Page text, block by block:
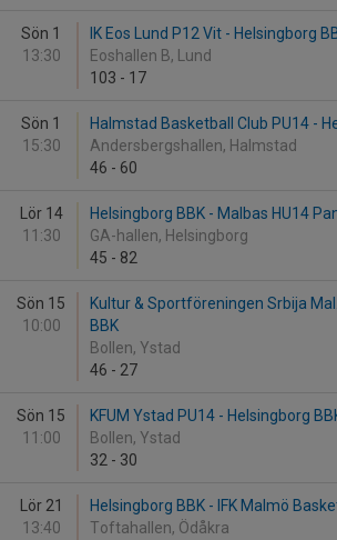
Sön 1
13:30
IK Eos Lund P12 Vit - Helsingborg
Eoshallen B, Lund
103 - 17
Sön 1
15:30
Halmstad Basketball Club PU14 -
Andersbergshallen, Halmstad
46 - 60
Lör 14
11:30
Helsingborg BBK - Malbas HU14
GA-hallen, Helsingborg
45 - 82
Sön 15
10:00
Kultur & Sportföreningen Srbija
BBK
Bollen, Ystad
46 - 27
Sön 15
11:00
KFUM Ystad PU14 - Helsingborg
Bollen, Ystad
32 - 30
Lör 21
13:40
Helsingborg BBK - IFK Malmö
Toftahallen, Ödåkra